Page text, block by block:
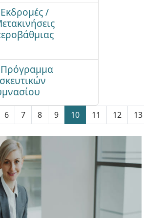
/
Σελίδα 10 από 13
6 7 8 9 10 11 12 13